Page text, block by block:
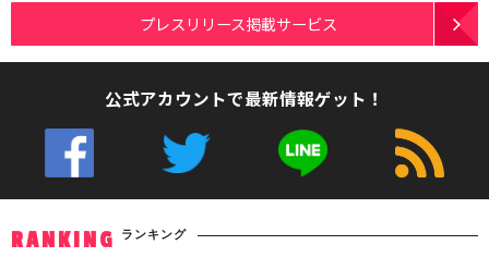
プレスリリース掲載サービス
公式アカウントで最新情報ゲット！
RANKING ランキング